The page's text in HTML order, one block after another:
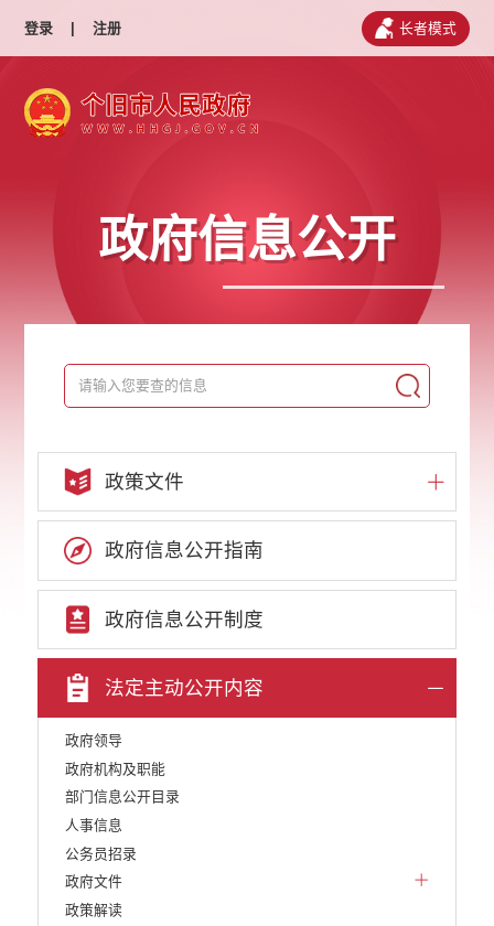
登录 | 注册 长者模式
政府信息公开
政策文件
政府信息公开指南
政府信息公开制度
法定主动公开内容
政府领导
政府机构及职能
部门信息公开目录
人事信息
公务员招录
政府文件
政策解读